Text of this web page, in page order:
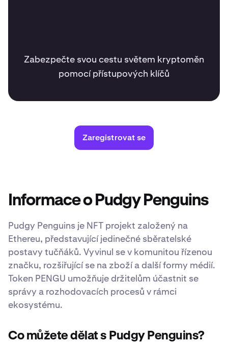
Zabezpečte svou cestu světem kryptoměn
pomocí přístupových klíčů
Zaregistrovat se
Informace o Pudgy Penguins
Pudgy Penguins je NFT projekt založený na
Ethereu, představující jedinečné sběratelské
postavy tučňáků. Vyvinul se v komunitou řízenou
značku, rozšiřující se na zboží a další formy médií.
Token PENGU umožňuje držitelům účastnit se
správy a rozhodovacích procesů v rámci
ekosystému.
Co můžete dělat s Pudgy Penguins?